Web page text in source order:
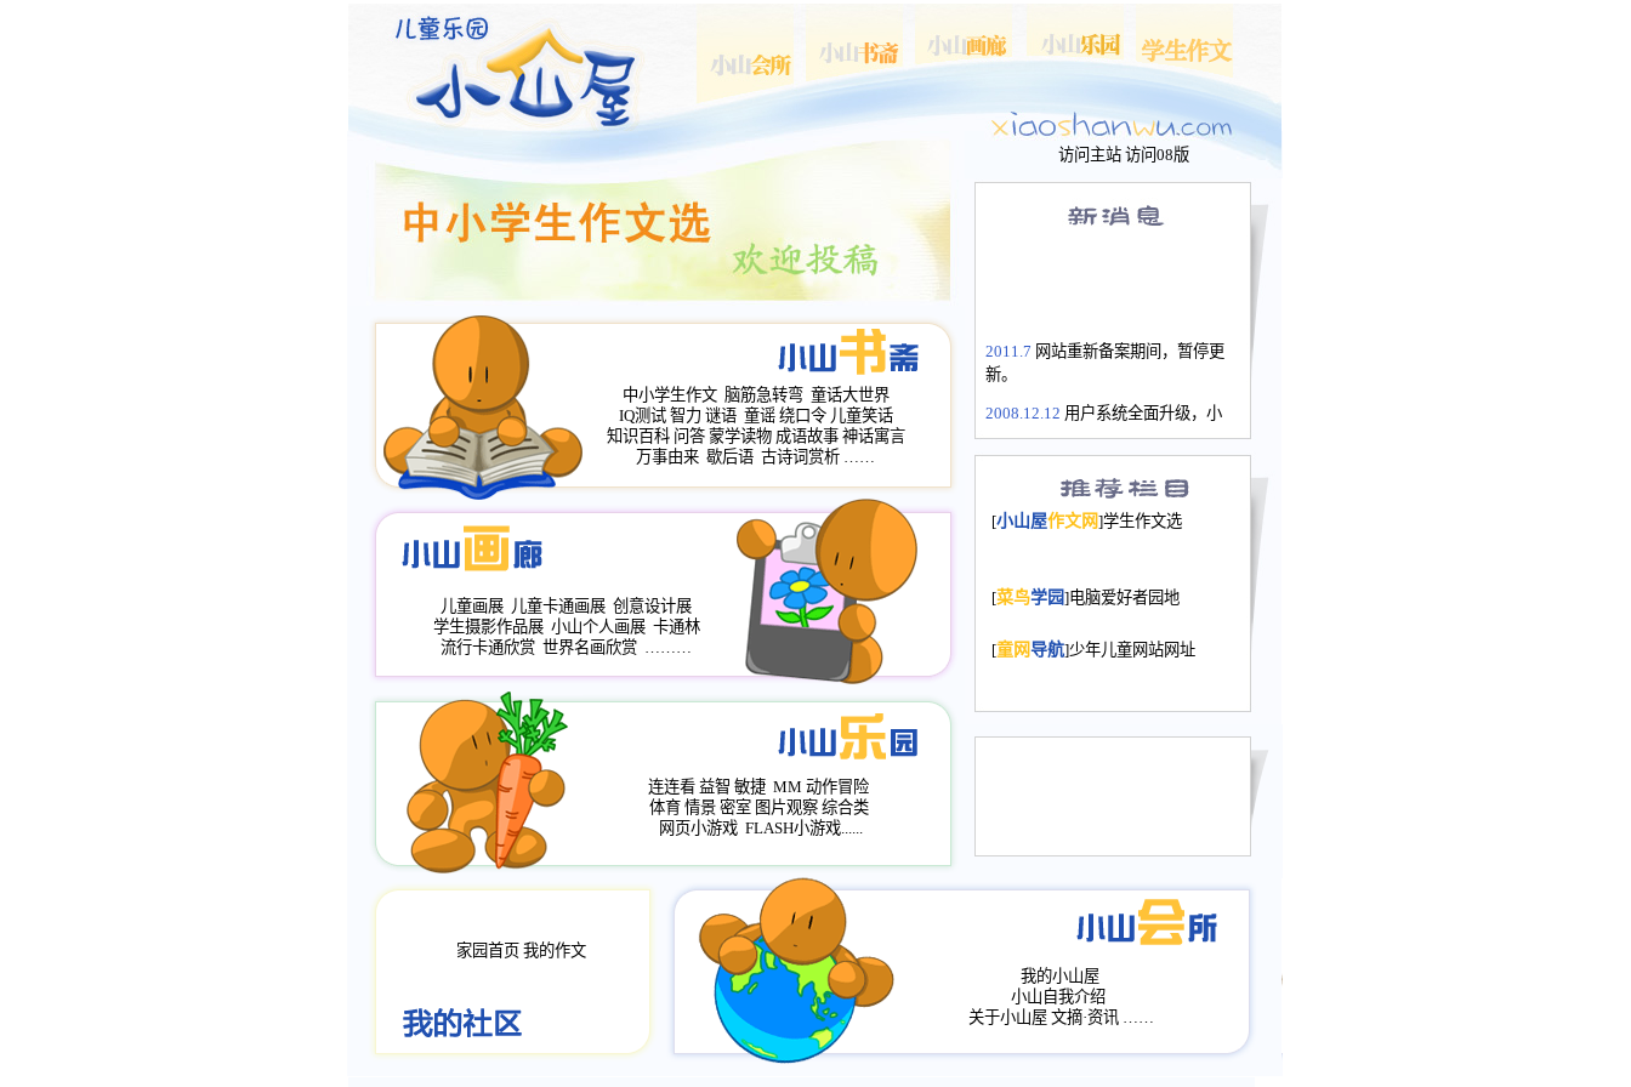
访问主站 访问08版
2011.7 网站重新备案期间，暂停更
新。
2008.12.12 用户系统全面升级，小
长会、家园网－个人空间，用户一
次注册全部通行。
2008.12.12家园网正式运行，域
年，2009版提前启用，小山屋全面
小山画廊均增加多个新栏目。。
评分、顶功能，作文宝典改版。
[小山屋作文网]学生作文选
[菜鸟学园]电脑爱好者园地
[童网导航]少年儿童网站网址
中小学生作文 脑筋急转弯 童话大世界
IQ测试 智力 谜语 童谣 绕口令 儿童笑话
知识百科 问答 蒙学读物 成语故事 神话寓言
万事由来 歇后语 古诗词赏析 ……
儿童画展 儿童卡通画展 创意设计展
学生摄影作品展 小山个人画展 卡通林
流行卡通欣赏 世界名画欣赏 ………
连连看 益智 敏捷 MM 动作冒险
体育 情景 密室 图片观察 综合类
网页小游戏 FLASH小游戏......
家园首页 我的作文
我的小山屋
小山自我介绍
关于小山屋 文摘·资讯 ……